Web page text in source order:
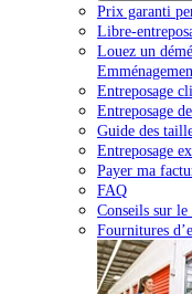
Prix garanti
Libre-
Louez un
Entreposage
Entreposage
Guide des
Entreposage
Payer ma
FAQ
Conseils sur
Fournitures